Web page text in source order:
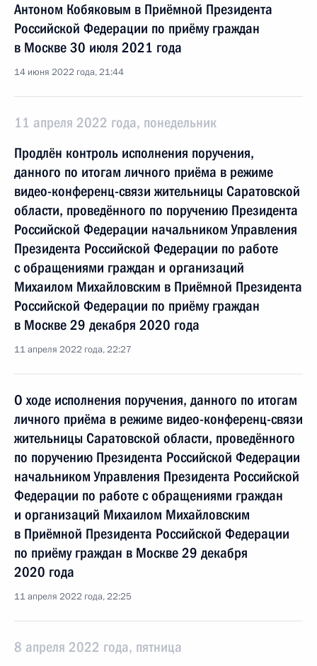
Антоном Кобяковым в Приёмной Президента
Российской Федерации по приёму граждан
в Москве 30 июля 2021 года
14 июня 2022 года, 21:44
11 апреля 2022 года, понедельник
Продлён контроль исполнения поручения,
данного по итогам личного приёма в режиме
видео-конференц-связи жительницы Саратовской
области, проведённого по поручению Президента
Российской Федерации начальником Управления
Президента Российской Федерации по работе
с обращениями граждан и организаций
Михаилом Михайловским в Приёмной Президента
Российской Федерации по приёму граждан
в Москве 29 декабря 2020 года
11 апреля 2022 года, 22:27
О ходе исполнения поручения, данного по итогам
личного приёма в режиме видео-конференц-связи
жительницы Саратовской области, проведённого
по поручению Президента Российской Федерации
начальником Управления Президента Российской
Федерации по работе с обращениями граждан
и организаций Михаилом Михайловским
в Приёмной Президента Российской Федерации
по приёму граждан в Москве 29 декабря
2020 года
11 апреля 2022 года, 22:25
8 апреля 2022 года, пятница